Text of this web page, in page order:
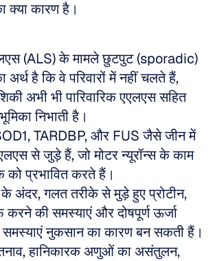
क्या कारण है।
(ALS) के मामले छुटपुट (sporadic)
अर्थ है कि वे परिवारों में नहीं चलते हैं,
अभी भी पारिवारिक एएलएस सहित
निभाती है।
TARDBP, और FUS जैसे जीन में
से जुड़े हैं, जो मोटर न्यूरॉन्स के काम
प्रभावित करते हैं।
के अंदर, गलत तरीके से मुड़े हुए प्रोटीन,
की समस्याएं और दोषपूर्ण ऊर्जा
समस्याएं नुकसान का कारण बन सकती हैं।
हानिकारक अणुओं का असंतुलन,